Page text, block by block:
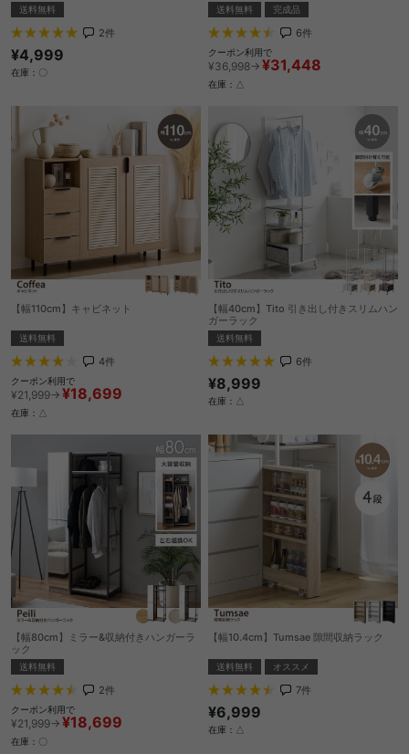
送料無料
2件
¥4,999
在庫：〇
送料無料 完成品
6件
クーポン利用で
¥36,998→ ¥31,448
在庫：△
【幅110cm】キャビネット
送料無料
4件
クーポン利用で
¥21,999→ ¥18,699
在庫：△
【幅40cm】Tito 引き出し付きスリムハン
ガーラック
送料無料
6件
¥8,999
在庫：△
【幅80cm】ミラー&収納付きハンガーラ
ック
送料無料
2件
クーポン利用で
¥21,999→ ¥18,699
在庫：〇
【幅10.4cm】Tumsae 隙間収納ラック
送料無料 オススメ
7件
¥6,999
在庫：△